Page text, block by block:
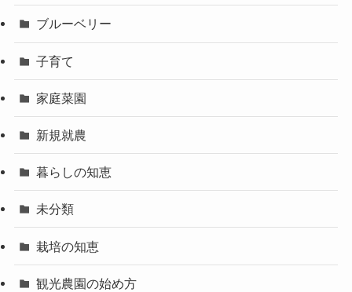
ブルーベリー
子育て
家庭菜園
新規就農
暮らしの知恵
未分類
栽培の知恵
観光農園の始め方